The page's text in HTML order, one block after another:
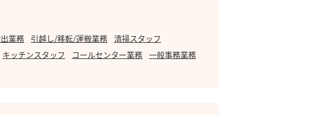
業務 引越し/移転/運搬業務 清掃スタッフ
キッチンスタッフ コールセンター業務 一般事務業務